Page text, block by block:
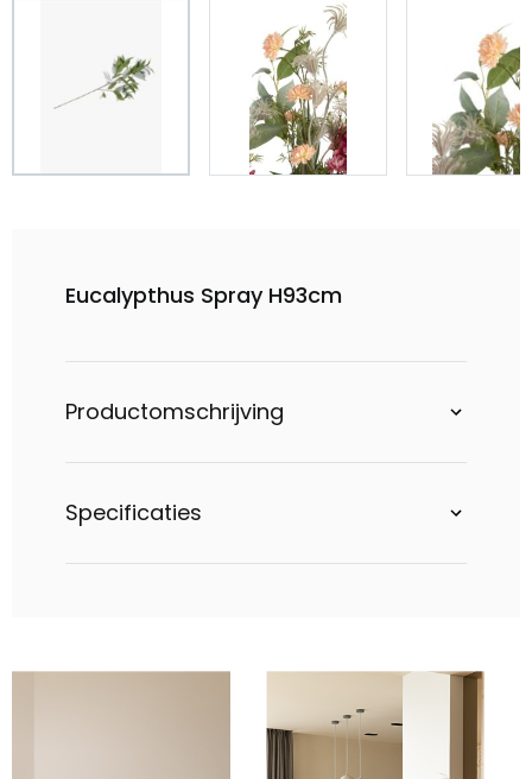
Eucalypthus Spray H93cm
Productomschrijving
Specificaties